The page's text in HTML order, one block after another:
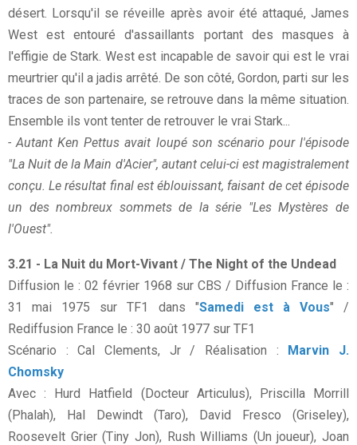
désert. Lorsqu'il se réveille après avoir été attaqué, James
West est entouré d'assaillants portant des masques à
l'effigie de Stark. West est incapable de savoir qui est le vrai
meurtrier qu'il a jadis arrêté. De son côté, Gordon, parti sur les
traces de son partenaire, se retrouve dans la même situation.
Ensemble ils vont tenter de retrouver le vrai Stark...
- Autant Ken Pettus avait loupé son scénario pour l'épisode
"La Nuit de la Main d'Acier", autant celui-ci est magistralement
conçu. Le résultat final est éblouissant, faisant de cet épisode
un des nombreux sommets de la série "Les Mystères de
l'Ouest".
3.21 - La Nuit du Mort-Vivant / The Night of the Undead
Diffusion le : 02 février 1968 sur CBS / Diffusion France le :
31 mai 1975 sur TF1 dans "Samedi est à Vous" /
Rediffusion France le : 30 août 1977 sur TF1
Scénario : Cal Clements, Jr / Réalisation : Marvin J.
Chomsky
Avec : Hurd Hatfield (Docteur Articulus), Priscilla Morrill
(Phalah), Hal Dewindt (Taro), David Fresco (Griseley),
Roosevelt Grier (Tiny Jon), Rush Williams (Un joueur), Joan